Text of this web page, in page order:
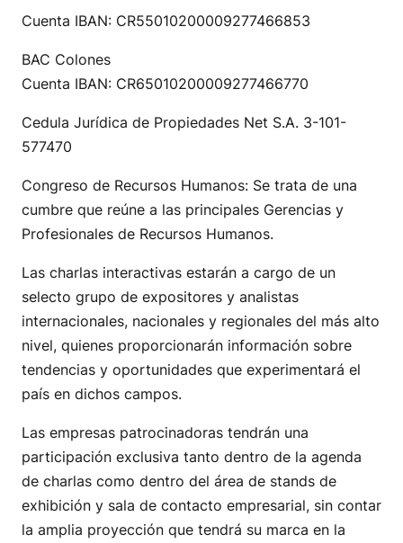
Cuenta IBAN: CR55010200009277466853
BAC Colones
Cuenta IBAN: CR65010200009277466770
Cedula Jurídica de Propiedades Net S.A. 3-101-
577470
Congreso de Recursos Humanos: Se trata de una
cumbre que reúne a las principales Gerencias y
Profesionales de Recursos Humanos.
Las charlas interactivas estarán a cargo de un
selecto grupo de expositores y analistas
internacionales, nacionales y regionales del más alto
nivel, quienes proporcionarán información sobre
tendencias y oportunidades que experimentará el
país en dichos campos.
Las empresas patrocinadoras tendrán una
participación exclusiva tanto dentro de la agenda
de charlas como dentro del área de stands de
exhibición y sala de contacto empresarial, sin contar
la amplia proyección que tendrá su marca en la